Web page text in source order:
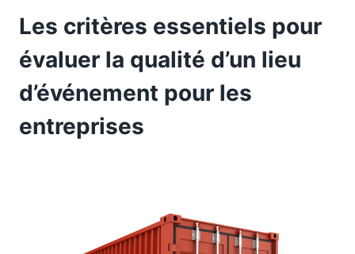
Les critères essentiels pour
évaluer la qualité d’un lieu
d’événement pour les
entreprises